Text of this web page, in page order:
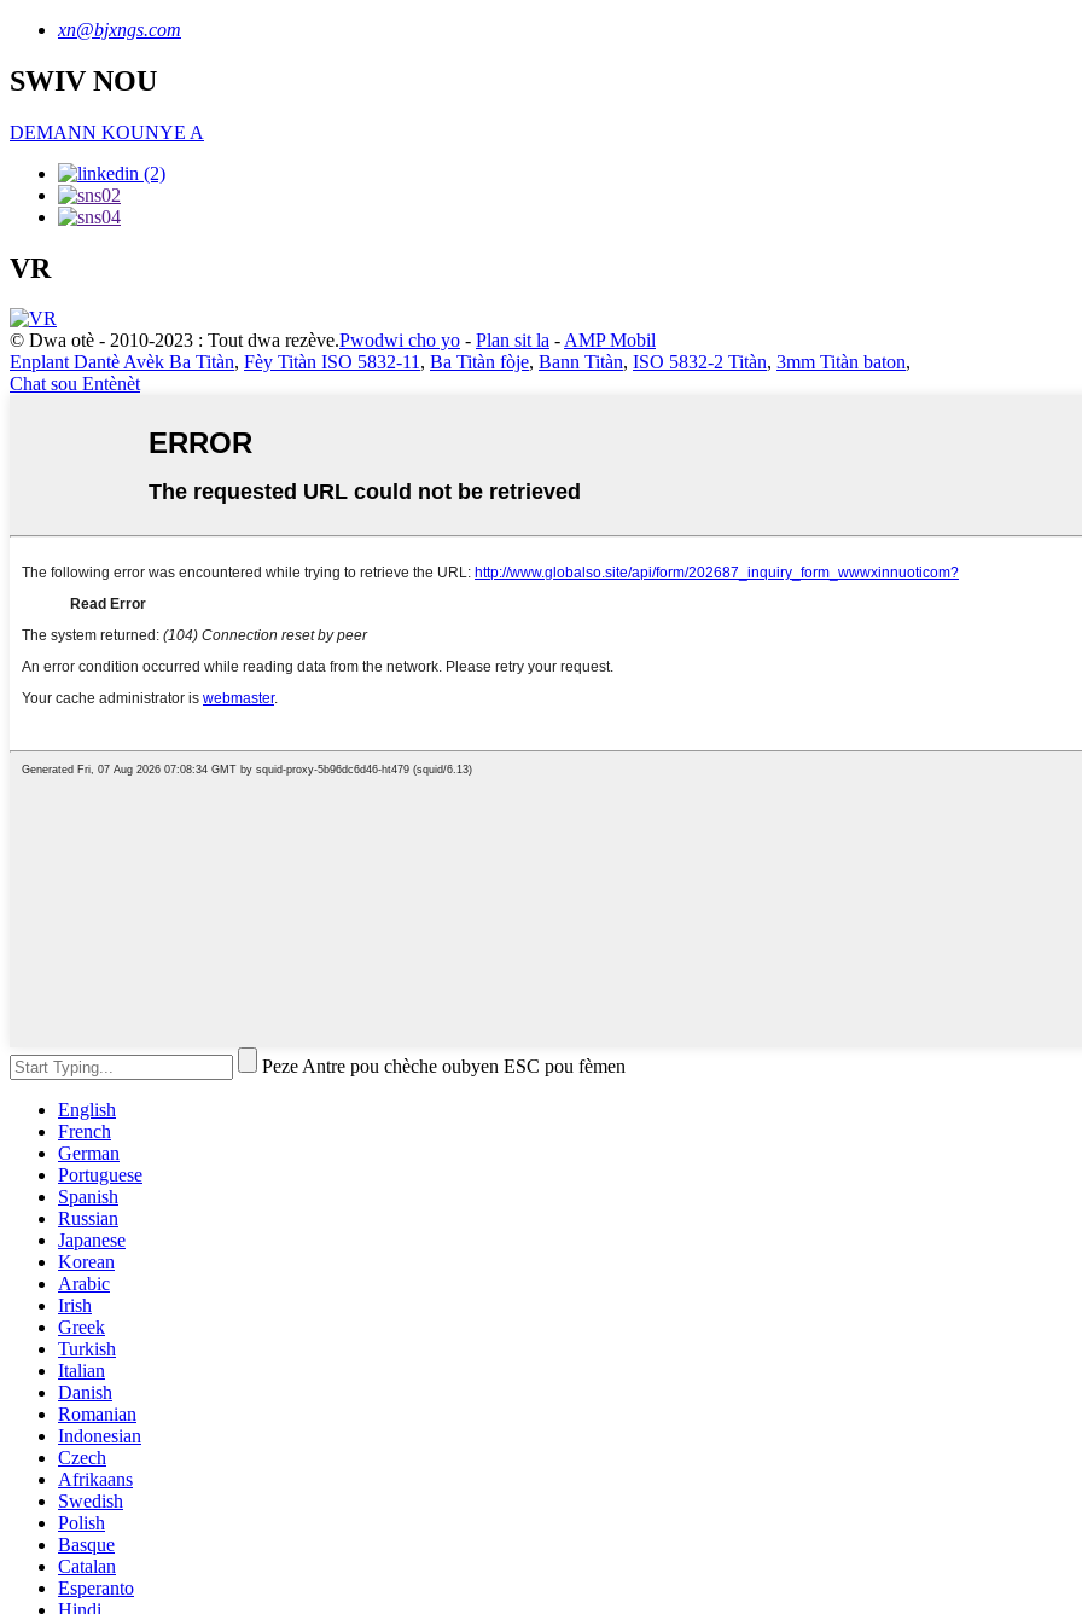
xn@bjxngs.com
SWIV NOU
DEMANN KOUNYE A
VR
© Dwa otè - 2010-2023 : Tout dwa rezève.Pwodwi cho yo - Plan sit la -AMP Mobil
Enplant Dantè Avèk Ba Titàn, Fèy Titàn ISO 5832-11, Ba Titàn fòje, Bann Titàn, ISO 5832-2 Titàn, 3mm Titàn baton,
Chat sou Entènèt
Peze Antre pou chèche oubyen ESC pou fèmen
English
French
German
Portuguese
Spanish
Russian
Japanese
Korean
Arabic
Irish
Greek
Turkish
Italian
Danish
Romanian
Indonesian
Czech
Afrikaans
Swedish
Polish
Basque
Catalan
Esperanto